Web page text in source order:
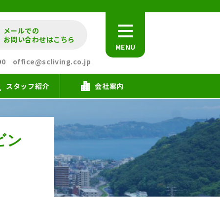
メールでの
お問い合わせはこちら
office@scliving.co.jp
MENU
スタッフ紹介 会社案内
ン